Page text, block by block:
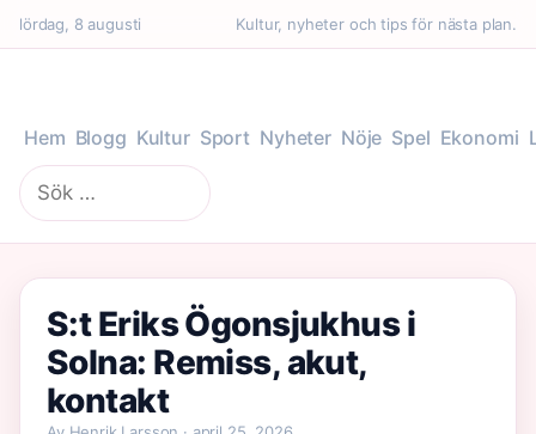
lördag, 8 augusti Kultur, nyheter och tips för nästa plan.
Hem Blogg Kultur Sport Nyheter Nöje Spel Ekonomi
Sök
efter:
S:t Eriks Ögonsjukhus i
Solna: Remiss, akut,
kontakt